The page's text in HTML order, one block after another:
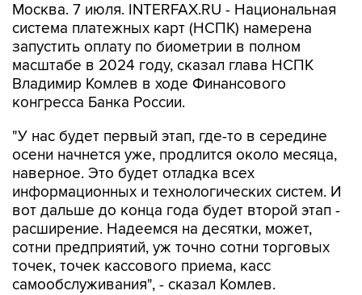
Москва. 7 июля. INTERFAX.RU - Национальная
система платежных карт (НСПК) намерена
запустить оплату по биометрии в полном
масштабе в 2024 году, сказал глава НСПК
Владимир Комлев в ходе Финансового
конгресса Банка России.
"У нас будет первый этап, где-то в середине
осени начнется уже, продлится около месяца,
наверное. Это будет отладка всех
информационных и технологических систем. И
вот дальше до конца года будет второй этап -
расширение. Надеемся на десятки, может,
сотни предприятий, уж точно сотни торговых
точек, точек кассового приема, касс
самообслуживания", - сказал Комлев.